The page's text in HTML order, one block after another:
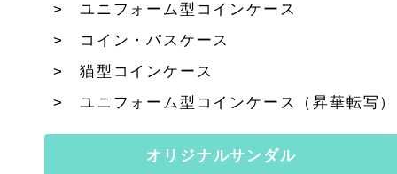
ユニフォーム型コインケース
コイン・パスケース
猫型コインケース
ユニフォーム型コインケース（昇華転写）
オリジナルサンダル